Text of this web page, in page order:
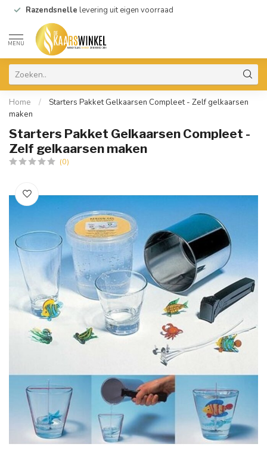
Razendsnelle levering uit eigen voorraad
MENU
Home /
Starters Pakket Gelkaarsen Compleet - Zelf gelkaarsen
maken
Starters Pakket Gelkaarsen Compleet -
Zelf gelkaarsen maken
(0)